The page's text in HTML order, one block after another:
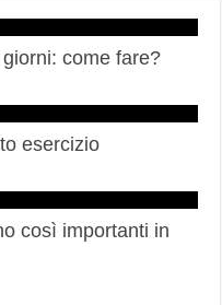
come fare?
esercizio
così importanti in